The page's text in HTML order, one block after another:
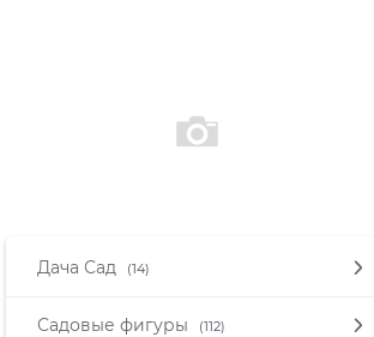
Дача Сад (14)
Садовые фигуры (112)